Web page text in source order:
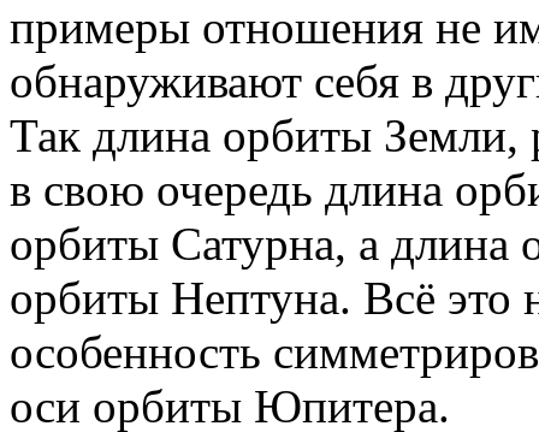
примеры отношения не
обнаруживают себя в
Так длина орбиты Земли,
в свою очередь длина
орбиты Сатурна, а длина
орбиты Нептуна. Всё это
особенность
оси орбиты Юпитера.